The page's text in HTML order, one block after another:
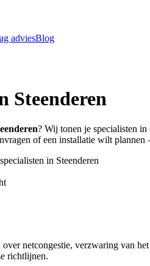
adviesBlog
Steenderen
? Wij tonen je specialisten in
of een installatie wilt plannen
in Steenderen
netcongestie, verzwaring van
richtlijnen.